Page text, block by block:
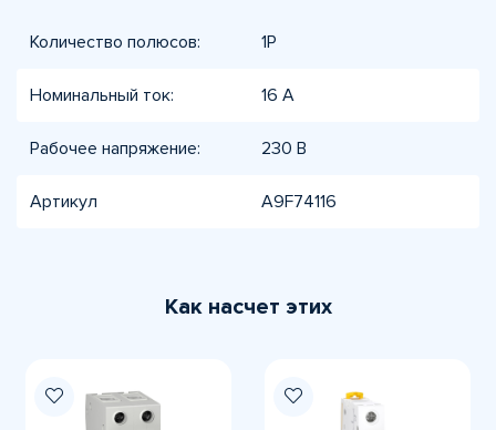
Количество полюсов: 1P
Номинальный ток: 16 А
Рабочее напряжение: 230 В
Артикул A9F74116
Как насчет этих